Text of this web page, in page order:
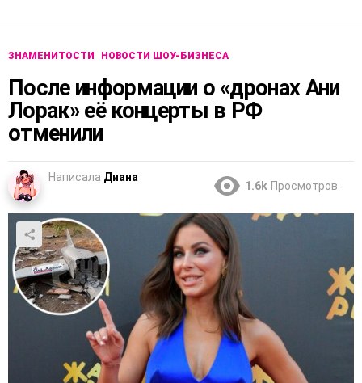
ЗНАМЕНИТОСТИ НОВОСТИ ШОУ-БИЗНЕСА
После информации о «дронах Ани
Лорак» её концерты в РФ
отменили
Написала Диана
1.6k Просмотров